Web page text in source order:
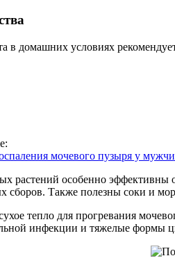
в домашних условиях
мочевого пузыря у
растений особенно
сборов. Также полезны соки и
тепло для прогревания
инфекции и тяжелые формы